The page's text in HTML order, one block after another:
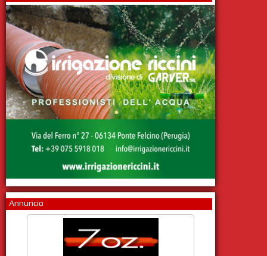
Annuncio